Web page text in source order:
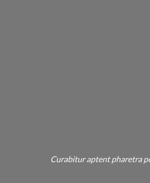
Curabitur aptent pharetra